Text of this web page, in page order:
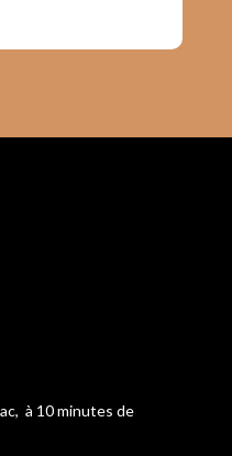
à 10 minutes de